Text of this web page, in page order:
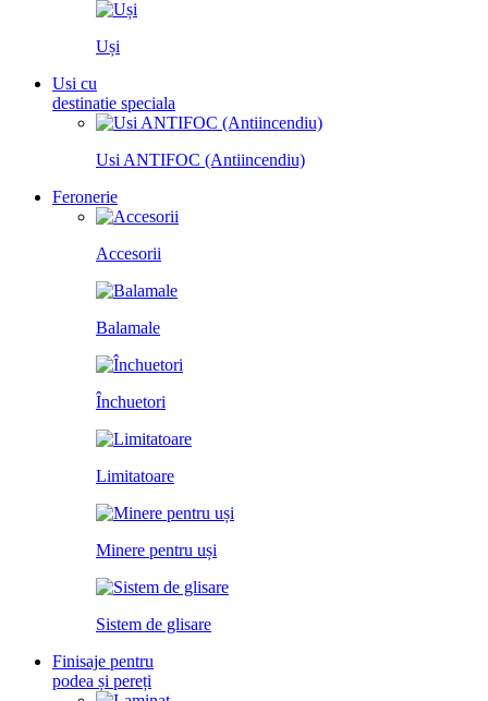
Uși
Usi cu
destinatie speciala
Usi ANTIFOC (Antiincendiu)
Feronerie
Accesorii
Balamale
Închuetori
Limitatoare
Minere pentru uși
Sistem de glisare
Finisaje pentru
podea și pereți